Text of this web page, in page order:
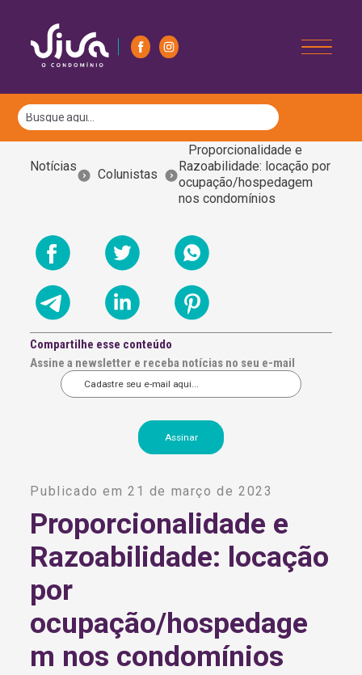
Notícias
Colunistas
Proporcionalidade e
Razoabilidade: locação por
ocupação/hospedagem
nos condomínios
Compartilhe esse conteúdo
Assine a newsletter e receba notícias no seu e-mail
t
n
a
v
e
:
Publicado em 21 de março de 2023
Proporcionalidade e
Razoabilidade: locação
por
ocupação/hospedage
m nos condomínios